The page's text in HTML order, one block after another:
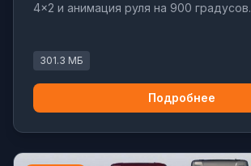
4×2 и анимация руля на 900 градусов.
301.3 МБ
Подробнее